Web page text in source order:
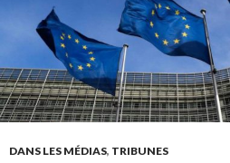
DANS LES MÉDIAS, TRIBUNES